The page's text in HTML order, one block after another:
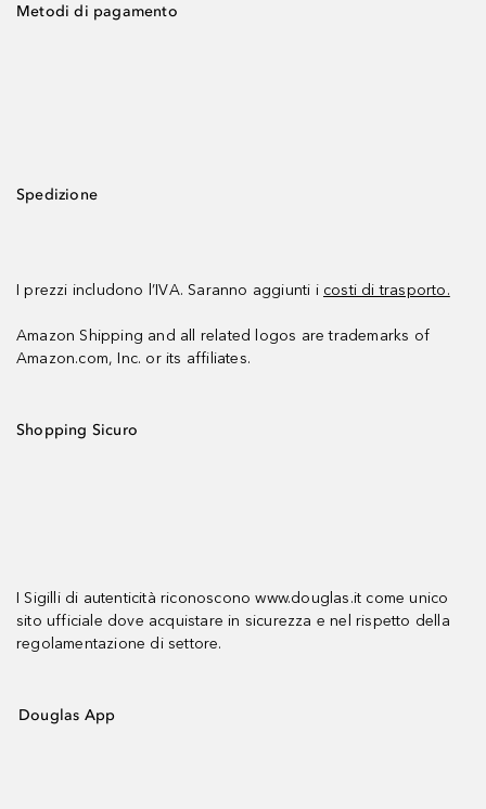
Metodi di pagamento
Spedizione
I prezzi includono l’IVA. Saranno aggiunti i costi di trasporto.
Amazon Shipping and all related logos are trademarks of
Amazon.com, Inc. or its affiliates.
Shopping Sicuro
I Sigilli di autenticità riconoscono www.douglas.it come unico
sito ufficiale dove acquistare in sicurezza e nel rispetto della
regolamentazione di settore.
Douglas App